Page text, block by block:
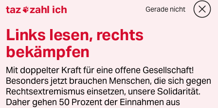
Mehr taz Angebote
Reisen
taz zahl ich Gerade nicht
Links lesen, rechts
bekämpfen
Mit doppelter Kraft für eine offene Gesellschaft!
Besonders jetzt brauchen Menschen, die sich gegen
Rechtsextremismus einsetzen, unsere Solidarität.
Daher gehen 50 Prozent der Einnahmen aus